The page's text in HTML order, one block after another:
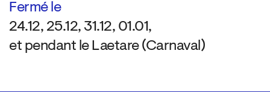
Fermé le
24.12, 25.12, 31.12, 01.01,
et pendant le Laetare (Carnaval)